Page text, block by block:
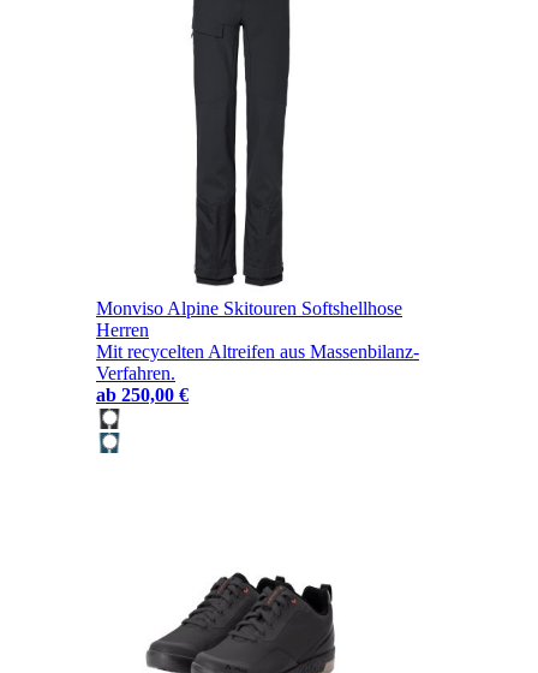
Monviso Alpine Skitouren Softshellhose
Herren
Mit recycelten Altreifen aus Massenbilanz-
Verfahren.
ab 250,00 €